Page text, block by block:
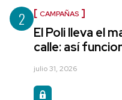
2 CAMPAÑAS
El Poli lleva el
calle: así
julio 31, 2026